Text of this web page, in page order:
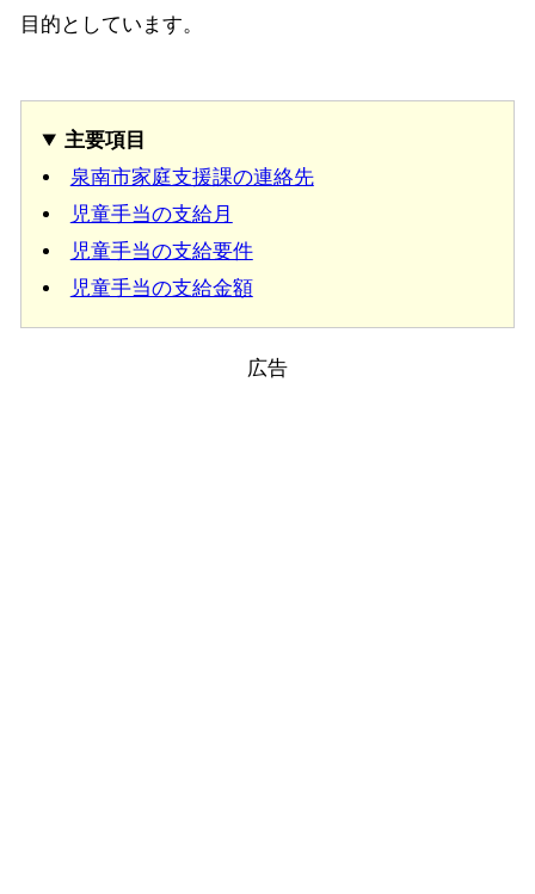
目的としています。
主要項目
泉南市家庭支援課の連絡先
児童手当の支給月
児童手当の支給要件
児童手当の支給金額